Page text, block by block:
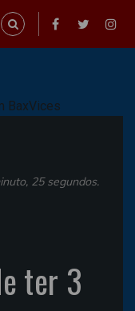
25 segundos.
ter 3